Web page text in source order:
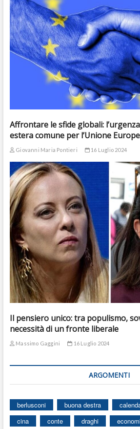
Affrontare le sfide globali:
estera comune per l’Unione
Giovanni Maria Pontieri 16 Luglio 2024
Il pensiero unico: tra populismo,
necessità di un fronte liberale
Massimo Gaggini 16 Luglio 2024
ARGOMENTI
berlusconi buona destra
cina
conte draghi